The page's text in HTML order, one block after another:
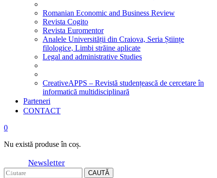
Romanian Economic and Business Review
Revista Cogito
Revista Euromentor
Analele Universității din Craiova, Seria Științe
filologice, Limbi străine aplicate
Legal and administrative Studies
CreativeAPPS – Revistă studențească de cercetare în
informatică multidisciplinară
Parteneri
CONTACT
0
Nu există produse în coș.
Newsletter
CAUTĂ